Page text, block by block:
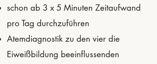
schon ab 3 x 5 Minuten Zeitaufwand
pro Tag durchzuführen
Atemdiagnostik zu den vier die
Eiweißbildung beeinflussenden